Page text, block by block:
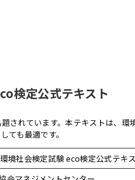
検定公式テキスト
されています。本テキストは、
ても最適です。
境社会検定試験 eco検定公式テキ